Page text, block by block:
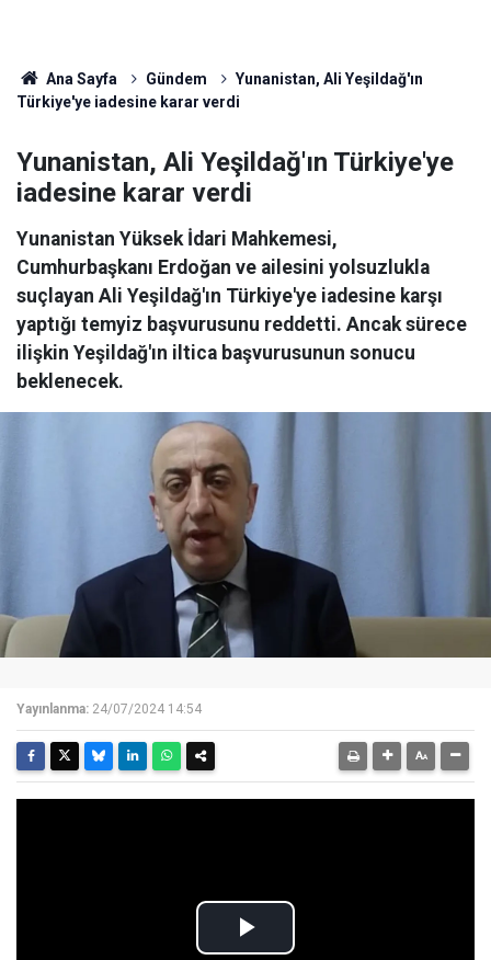
Ana Sayfa Gündem
Yunanistan, Ali Yeşildağ'ın
Türkiye'ye iadesine karar verdi
Yunanistan, Ali Yeşildağ'ın Türkiye'ye
iadesine karar verdi
Yunanistan Yüksek İdari Mahkemesi,
Cumhurbaşkanı Erdoğan ve ailesini yolsuzlukla
suçlayan Ali Yeşildağ'ın Türkiye'ye iadesine karşı
yaptığı temyiz başvurusunu reddetti. Ancak sürece
ilişkin Yeşildağ'ın iltica başvurusunun sonucu
beklenecek.
Yayınlanma: 24/07/2024 14:54